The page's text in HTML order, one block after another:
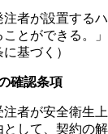
注者が設置する
とができる。
基づく）
確認条項
注者が安全衛生
して、契約の